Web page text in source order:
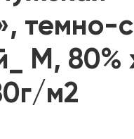
темно-
M, 80%
м2